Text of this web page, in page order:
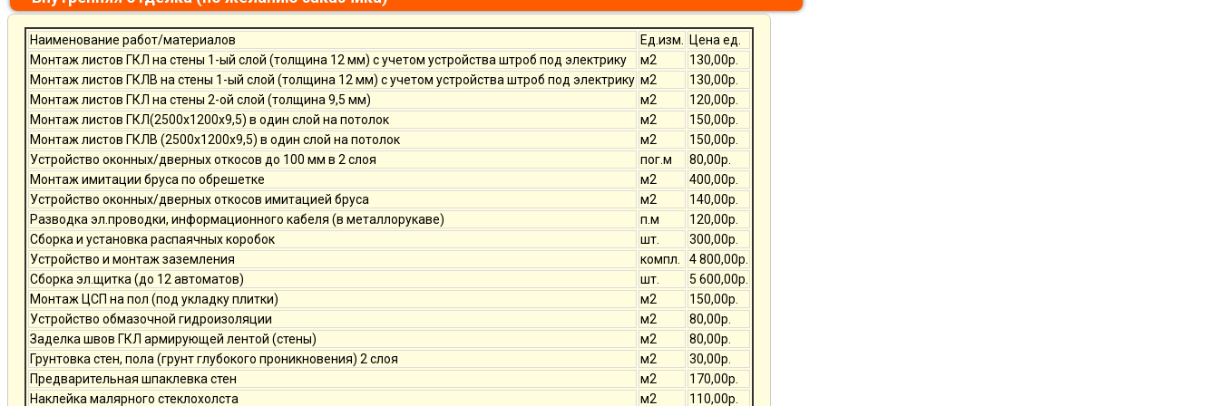
Наименование работ/материалов Ед.изм. Цена ед.
Монтаж листов ГКЛ на стены 1-ый слой (толщина 12 мм) с учетом устройства штроб под электрику
м2
130,00р.
Монтаж листов ГКЛВ на стены 1-ый слой (толщина 12 мм) с учетом устройства штроб под электрику м2
130,00р.
Монтаж листов ГКЛ на стены 2-ой слой (толщина 9,5 мм)
м2
120,00р.
Монтаж листов ГКЛ(2500х1200х9,5) в один слой на потолок
м2
150,00р.
Монтаж листов ГКЛВ (2500х1200х9,5) в один слой на потолок
м2
150,00р.
Устройство оконных/дверных откосов до 100 мм в 2 слоя
пог.м
80,00р.
Монтаж имитации бруса по обрешетке
м2
400,00р.
Устройство оконных/дверных откосов имитацией бруса
м2
140,00р.
Разводка эл.проводки, информационного кабеля (в металлорукаве)
п.м
120,00р.
Сборка и установка распаячных коробок
шт.
300,00р.
Устройство и монтаж заземления
компл.
4 800,00р.
Сборка эл.щитка (до 12 автоматов)
шт.
5 600,00р.
Монтаж ЦСП на пол (под укладку плитки)
м2
150,00р.
Устройство обмазочной гидроизоляции
м2
80,00р.
Заделка швов ГКЛ армирующей лентой (стены)
м2
80,00р.
Грунтовка стен, пола (грунт глубокого проникновения) 2 слоя
м2
30,00р.
Предварительная шпаклевка стен
м2
170,00р.
Наклейка малярного стеклохолста
м2 110,00р.